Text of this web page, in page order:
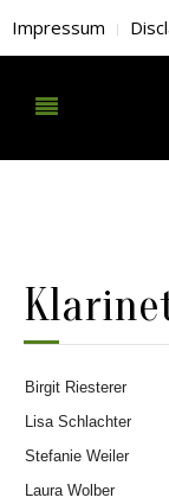
Impressum
Birgit Riesterer
Lisa Schlachter
Stefanie Weiler
Laura Wolber